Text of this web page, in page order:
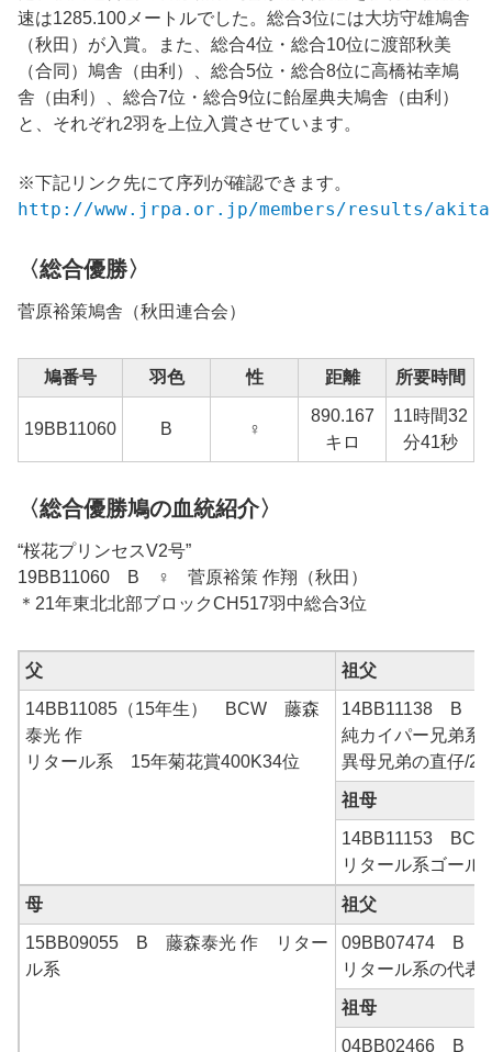
速は1285.100メートルでした。総合3位には大坊守雄鳩舎
（秋田）が入賞。また、総合4位・総合10位に渡部秋美
（合同）鳩舎（由利）、総合5位・総合8位に高橋祐幸鳩
舎（由利）、総合7位・総合9位に飴屋典夫鳩舎（由利）
と、それぞれ2羽を上位入賞させています。
※下記リンク先にて序列が確認できます。
http://www.jrpa.or.jp/members/results/
〈総合優勝〉
菅原裕策鳩舎（秋田連合会）
鳩番号 羽色 性 距離 所要時間
19BB11060 B ♀
890.167
キロ
11時間32
分41秒
〈総合優勝鳩の血統紹介〉
“桜花プリンセスV2号”
19BB11060 B ♀ 菅原裕策 作翔（秋田）
＊21年東北北部ブロックCH517羽中総合3位
父 祖父
14BB11085（15年生） BCW 藤森
泰光 作
リタール系 15年菊花賞400K34位
14BB11138 B
純カイパー兄弟系
異母兄弟の直仔/
祖母
14BB11153
リタール系ゴール
母 祖父
15BB09055 B 藤森泰光 作 リター
ル系
09BB07474 B
リタール系の代表
祖母
04BB02466 B